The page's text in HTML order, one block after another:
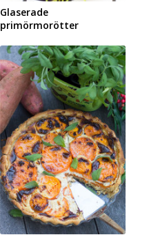
Glaserade
primörmorötter